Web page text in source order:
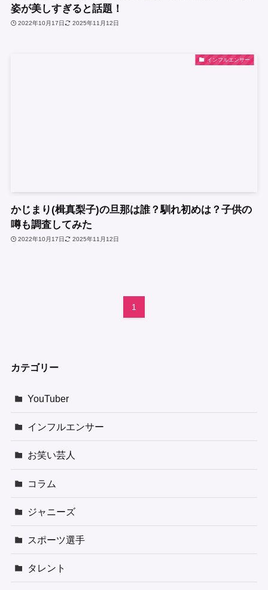
姿が美しすぎると話題！
2022年10月17日 2025年11月12日
インフルエンサー
かじまり(楫真梨子)の旦那は誰？馴れ初めは？子供の
噂も調査してみた
2022年10月17日 2025年11月12日
1
カテゴリー
YouTuber
インフルエンサー
お笑い芸人
コラム
ジャニーズ
スポーツ選手
タレント